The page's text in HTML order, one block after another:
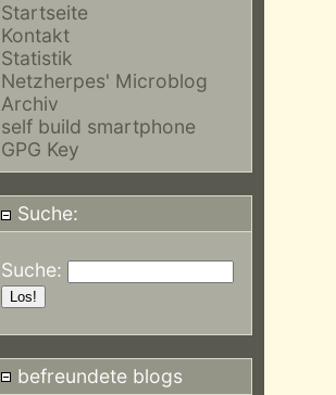
Startseite
Kontakt
Statistik
Netzherpes' Microblog
Archiv
self build smartphone
GPG Key
Suche:
Suche:
befreundete blogs